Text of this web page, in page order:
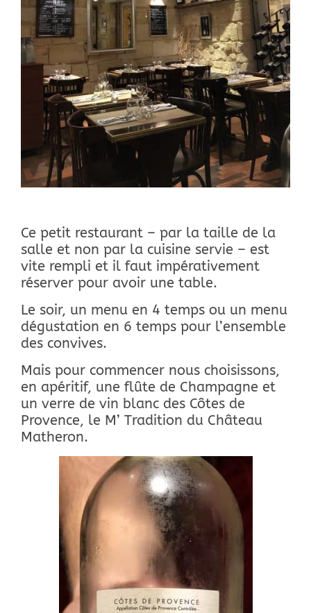
Ce petit restaurant – par la taille de la
salle et non par la cuisine servie – est
vite rempli et il faut impérativement
réserver pour avoir une table.
Le soir, un menu en 4 temps ou un menu
dégustation en 6 temps pour l’ensemble
des convives.
Mais pour commencer nous choisissons,
en apéritif, une flûte de Champagne et
un verre de vin blanc des Côtes de
Provence, le M’ Tradition du Château
Matheron.